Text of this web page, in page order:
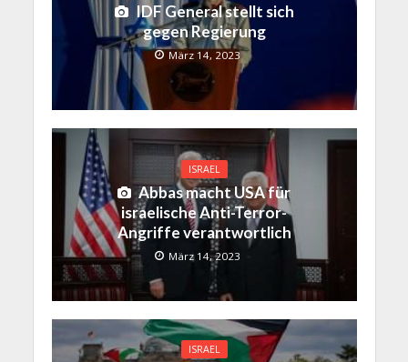
IDF General stellt sich
gegen Regierung
März 14, 2023
ISRAEL
Abbas macht USA für
israelische Anti-Terror-
Angriffe verantwortlich
März 14, 2023
ISRAEL